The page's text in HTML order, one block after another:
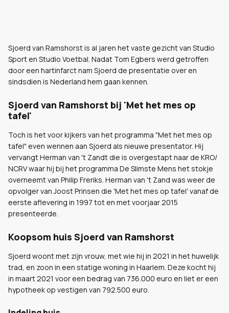
Sjoerd van Ramshorst is al jaren het vaste gezicht van Studio
Sport en Studio Voetbal. Nadat Tom Egbers werd getroffen
door een hartinfarct nam Sjoerd de presentatie over en
sindsdien is Nederland hem gaan kennen.
Sjoerd van Ramshorst bij 'Met het mes op
tafel'
Toch is het voor kijkers van het programma "Met het mes op
tafel" even wennen aan Sjoerd als nieuwe presentator. Hij
vervangt Herman van 't Zandt die is overgestapt naar de KRO/
NCRV waar hij bij het programma De Slimste Mens het stokje
overneemt van Philip Freriks. Herman van 't Zand was weer de
opvolger van Joost Prinsen die 'Met het mes op tafel' vanaf de
eerste aflevering in 1997 tot en met voorjaar 2015
presenteerde.
Koopsom huis Sjoerd van Ramshorst
Sjoerd woont met zijn vrouw, met wie hij in 2021 in het huwelijk
trad, en zoon in een statige woning in Haarlem. Deze kocht hij
in maart 2021 voor een bedrag van 736.000 euro en liet er een
hypotheek op vestigen van 792.500 euro.